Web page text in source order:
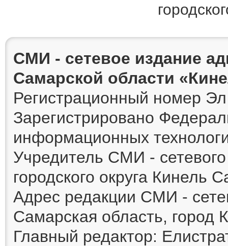
СМИ - сетевое издание
Самарской области
Регистрационный номер
Зарегистрировано
информационных
Учредитель СМИ -
городского округа Кинель
Адрес редакции СМИ -
Самарская область, город
Главный редактор: